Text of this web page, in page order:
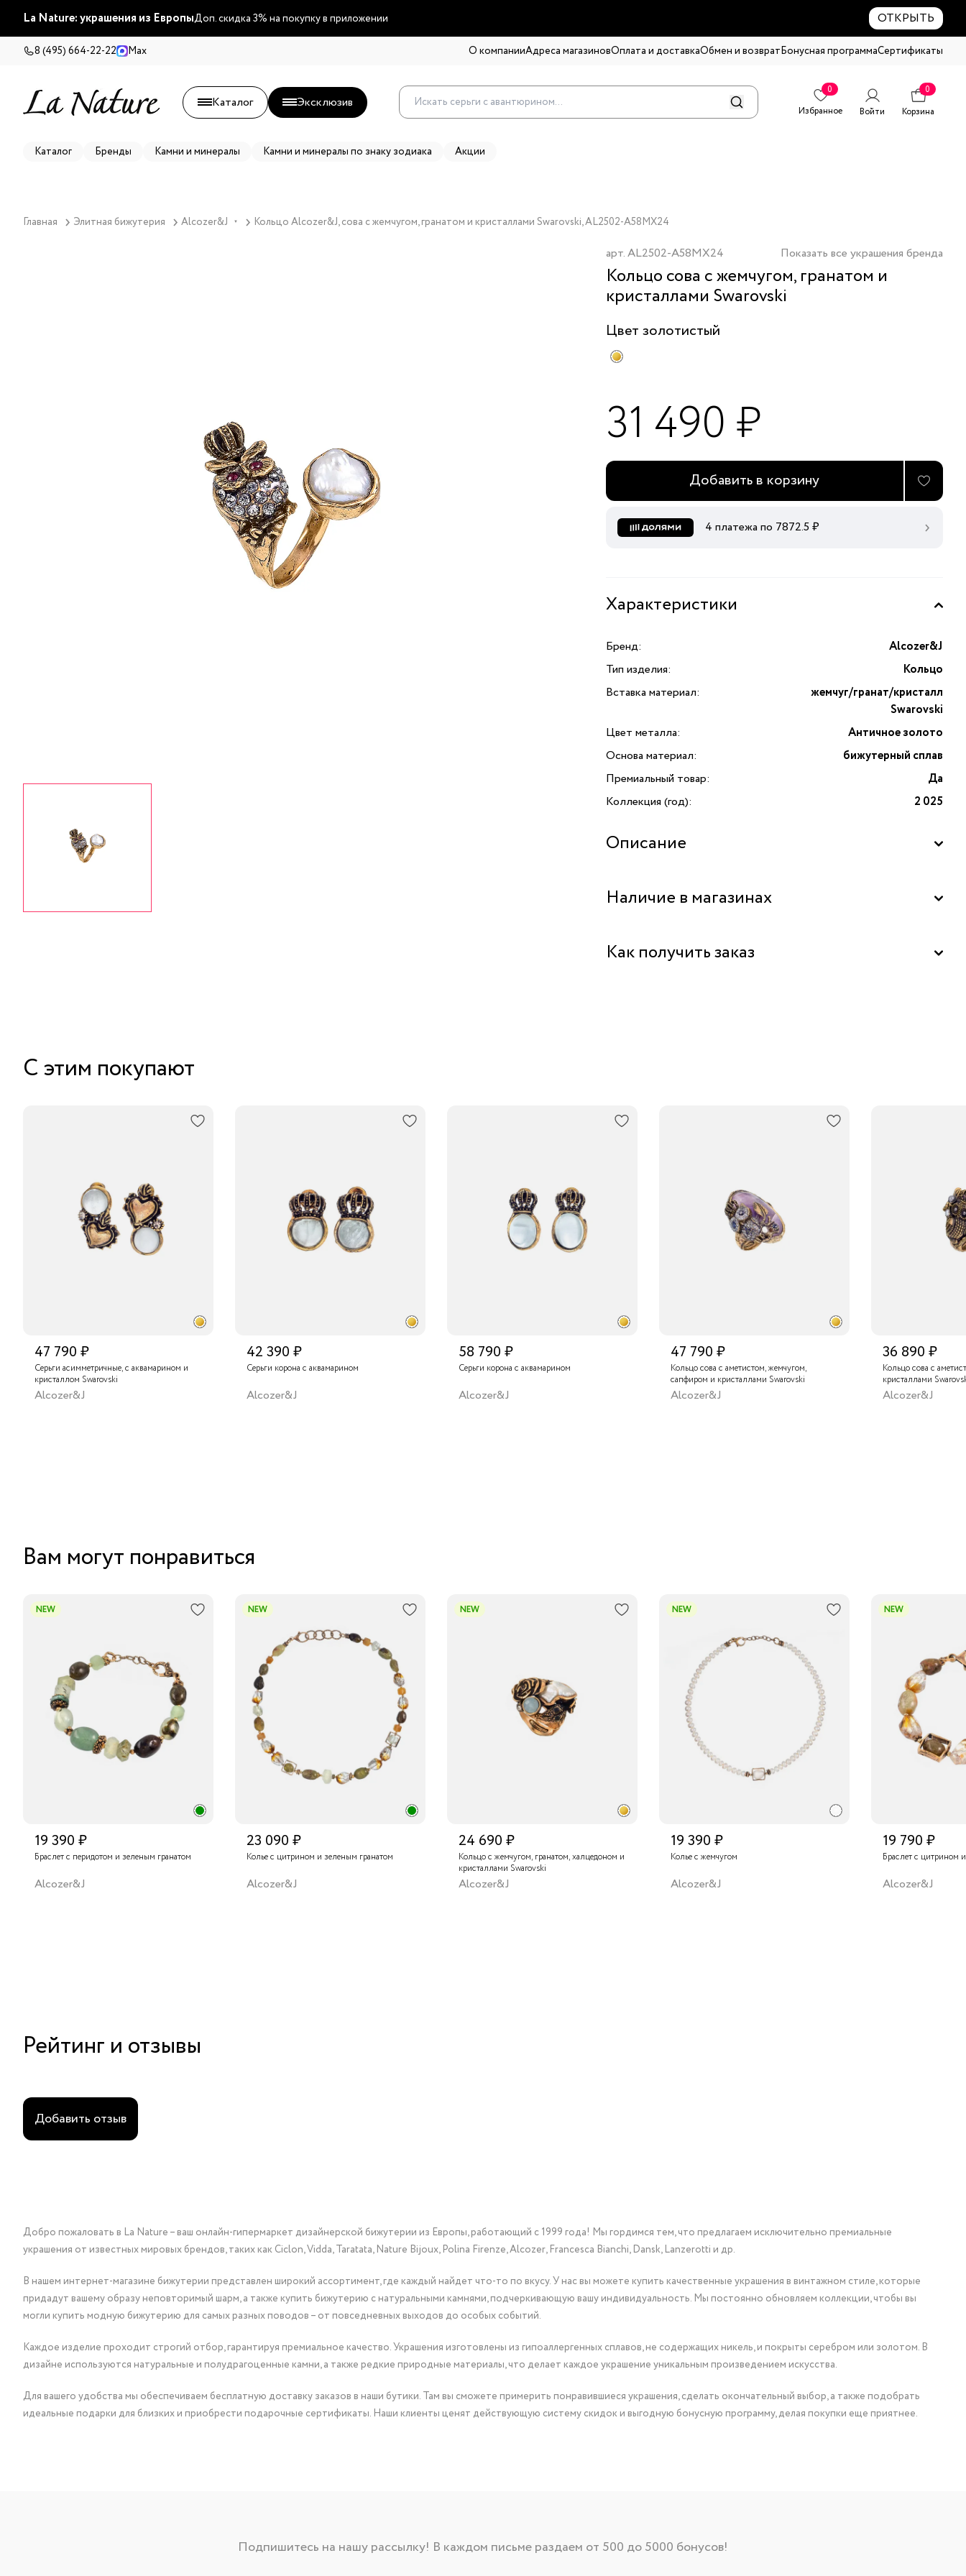
La Nature: украшения из ЕвропыДоп. скидка 3% на покупку в приложении ОТКРЫТЬ
8 (495) 664-22-22 Max О компанииАдреса магазиновОплата и доставкаОбмен и возвратБонусная программаСертификаты
Каталог Эксклюзив
0
Избранное
Войти
0
Корзина
Каталог Бренды Камни и минералы Камни и минералы по знаку зодиака Акции
Главная Элитная бижутерия Alcozer&J ▼ Кольцо Alcozer&J, сова с жемчугом, гранатом и кристаллами Swarovski, AL2502-A58MX24
арт.AL2502-A58MX24 Показать все украшения бренда
Кольцо сова с жемчугом, гранатом и
кристаллами Swarovski
Цвет золотистый
31 490 ₽
Добавить в корзину
4 платежа по 7872.5 ₽
Характеристики
Бренд:
Alcozer&J
Тип изделия:
Кольцо
Вставка материал:
жемчуг/гранат/кристалл
Swarovski
Цвет металла:
Античное золото
Основа материал:
бижутерный сплав
Премиальный товар:
Да
Коллекция (год):
2 025
Описание
Наличие в магазинах
Бутик "La Nature" в ТЦ "Калужский", Москва
Как получить заказ
Подробнее о сроках доставки
С этим покупают
47 790 ₽
Серьги асимметричные, с аквамарином и
кристаллом Swarovski
Alcozer&J
42 390 ₽
Серьги корона с аквамарином
Alcozer&J
58 790 ₽
Серьги корона с аквамарином
Alcozer&J
47 790 ₽
Кольцо сова с аметистом, жемчугом,
сапфиром и кристаллами Swarovski
Alcozer&J
36 890 ₽
Кольцо сова с
кристаллами
Alcozer&J
Вам могут понравиться
NEW
19 390 ₽
Браслет с перидотом и зеленым гранатом
Alcozer&J
NEW
23 090 ₽
Колье с цитрином и зеленым гранатом
Alcozer&J
NEW
24 690 ₽
Кольцо с жемчугом, гранатом, халцедоном и
кристаллами Swarovski
Alcozer&J
NEW
19 390 ₽
Колье с жемчугом
Alcozer&J
NEW
19 790 ₽
Браслет с цитрином
Alcozer&J
Рейтинг и отзывы
Добавить отзыв
Добро пожаловать в La Nature – ваш онлайн-гипермаркет дизайнерской бижутерии из Европы, работающий с 1999 года! Мы гордимся тем, что предлагаем исключительно премиальные
украшения от известных мировых брендов, таких как Ciclon, Vidda, Taratata, Nature Bijoux, Polina Firenze, Alcozer, Francesca Bianchi, Dansk, Lanzerotti и др.
В нашем интернет-магазине бижутерии представлен широкий ассортимент, где каждый найдет что-то по вкусу. У нас вы можете купить качественные украшения в винтажном стиле, которые
придадут вашему образу неповторимый шарм, а также купить бижутерию с натуральными камнями, подчеркивающую вашу индивидуальность. Мы постоянно обновляем коллекции, чтобы вы
могли купить модную бижутерию для самых разных поводов – от повседневных выходов до особых событий.
Каждое изделие проходит строгий отбор, гарантируя премиальное качество. Украшения изготовлены из гипоаллергенных сплавов, не содержащих никель, и покрыты серебром или золотом. В
дизайне используются натуральные и полудрагоценные камни, а также редкие природные материалы, что делает каждое украшение уникальным произведением искусства.
Для вашего удобства мы обеспечиваем бесплатную доставку заказов в наши бутики. Там вы сможете примерить понравившиеся украшения, сделать окончательный выбор, а также подобрать
идеальные подарки для близких и приобрести подарочные сертификаты. Наши клиенты ценят действующую систему скидок и выгодную бонусную программу, делая покупки еще приятнее.
Подпишитесь на нашу рассылку! В каждом письме раздаем от 500 до 5000 бонусов!